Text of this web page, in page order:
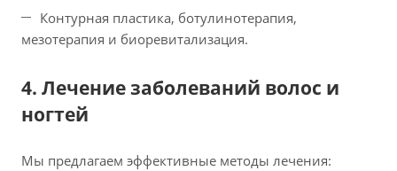
Контурная пластика, ботулинотерапия,
мезотерапия и биоревитализация.
4. Лечение заболеваний волос и
ногтей
Мы предлагаем эффективные методы лечения: